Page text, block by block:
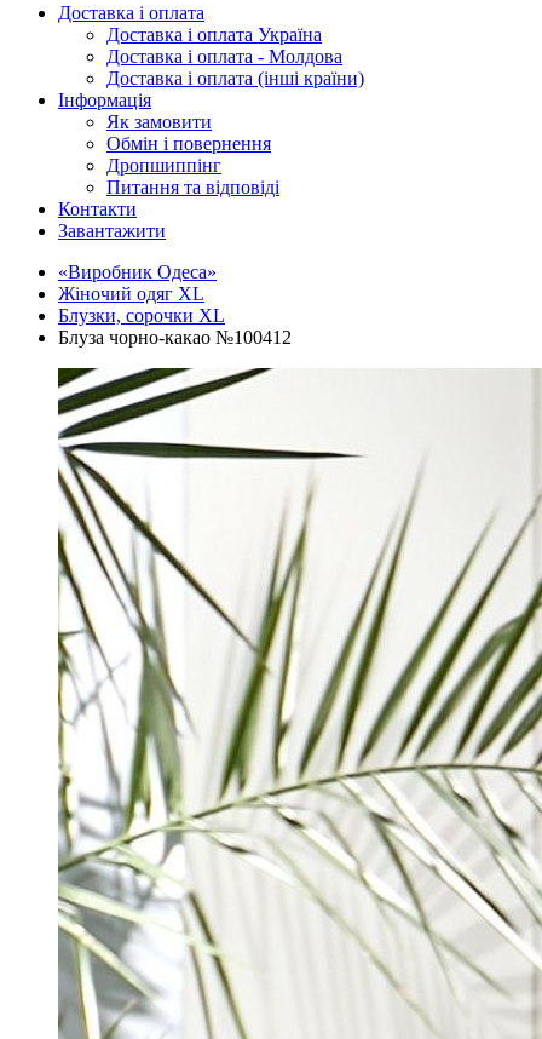
Доставка і оплата
Доставка і оплата Україна
Доставка і оплата - Молдова
Доставка і оплата (інші країни)
Інформація
Як замовити
Обмін і повернення
Дропшиппінг
Питання та відповіді
Контакти
Завантажити
«Виробник Одеса»
Жіночий одяг XL
Блузки, сорочки XL
Блуза чорно-какао №100412